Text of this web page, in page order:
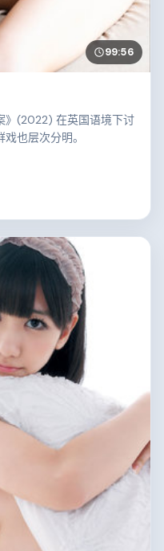
99:56
》(2022) 在英国语境下讨
也层次分明。